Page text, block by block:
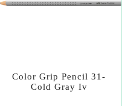
Color Grip Pencil 31-
Cold Gray Iv